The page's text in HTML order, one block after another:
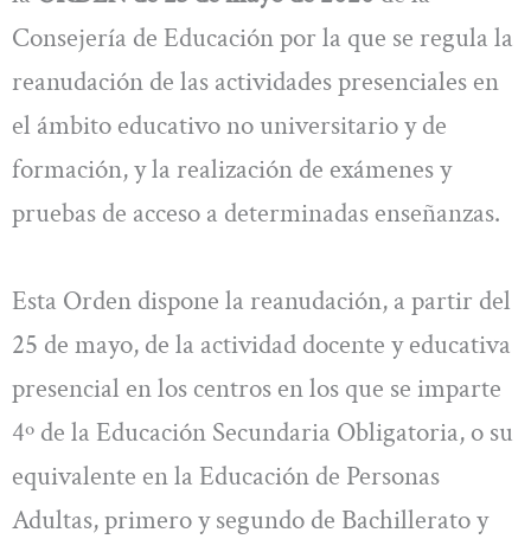
Consejería de Educación por la que se regula la
reanudación de las actividades presenciales en
el ámbito educativo no universitario y de
formación, y la realización de exámenes y
pruebas de acceso a determinadas enseñanzas.
Esta Orden dispone la reanudación, a partir del
25 de mayo, de la actividad docente y educativa
presencial en los centros en los que se imparte
4º de la Educación Secundaria Obligatoria, o su
equivalente en la Educación de Personas
Adultas, primero y segundo de Bachillerato y